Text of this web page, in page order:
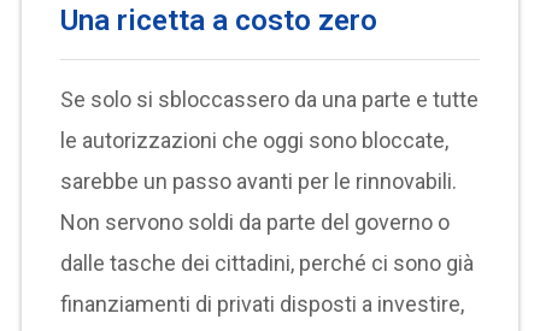
Una ricetta a costo zero
Se solo si sbloccassero da una parte e tutte
le autorizzazioni che oggi sono bloccate,
sarebbe un passo avanti per le rinnovabili.
Non servono soldi da parte del governo o
dalle tasche dei cittadini, perché ci sono già
finanziamenti di privati disposti a investire,